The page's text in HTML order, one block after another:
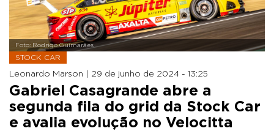
Foto: Rodrigo Guimarães
STOCK CAR
Leonardo Marson | 29 de junho de 2024 - 13:25
Gabriel Casagrande abre a
segunda fila do grid da Stock Car
e avalia evolução no Velocitta